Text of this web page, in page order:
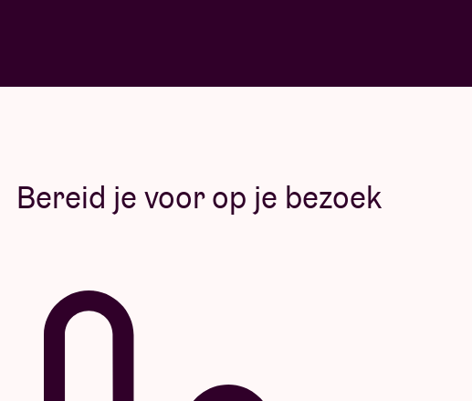
Bereid je voor op je bezoek